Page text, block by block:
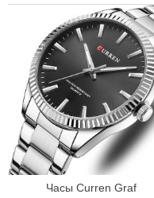
Часы Curren Graf